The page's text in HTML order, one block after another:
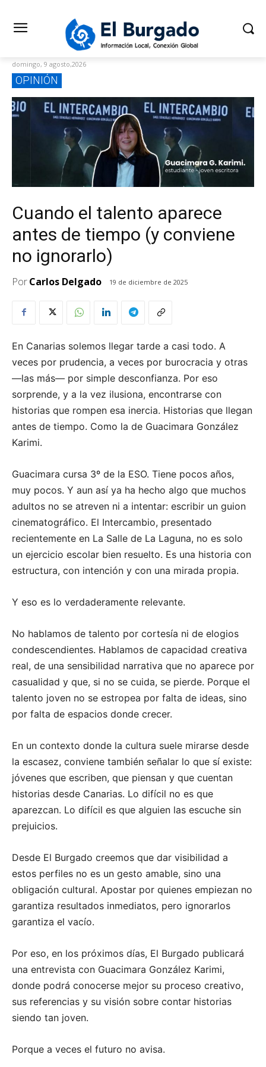
domingo, 9 agosto,2026
OPINIÓN
Cuando el talento aparece
antes de tiempo (y conviene
no ignorarlo)
PorCarlos Delgado 19 de diciembre de 2025
En Canarias solemos llegar tarde a casi todo. A
veces por prudencia, a veces por burocracia y otras
—las más— por simple desconfianza. Por eso
sorprende, y a la vez ilusiona, encontrarse con
historias que rompen esa inercia. Historias que llegan
antes de tiempo. Como la de Guacimara González
Karimi.
Guacimara cursa 3º de la ESO. Tiene pocos años,
muy pocos. Y aun así ya ha hecho algo que muchos
adultos no se atreven ni a intentar: escribir un guion
cinematográfico. El Intercambio, presentado
recientemente en La Salle de La Laguna, no es solo
un ejercicio escolar bien resuelto. Es una historia con
estructura, con intención y con una mirada propia.
Y eso es lo verdaderamente relevante.
No hablamos de talento por cortesía ni de elogios
condescendientes. Hablamos de capacidad creativa
real, de una sensibilidad narrativa que no aparece por
casualidad y que, si no se cuida, se pierde. Porque el
talento joven no se estropea por falta de ideas, sino
por falta de espacios donde crecer.
En un contexto donde la cultura suele mirarse desde
la escasez, conviene también señalar lo que sí existe:
jóvenes que escriben, que piensan y que cuentan
historias desde Canarias. Lo difícil no es que
aparezcan. Lo difícil es que alguien las escuche sin
prejuicios.
Desde El Burgado creemos que dar visibilidad a
estos perfiles no es un gesto amable, sino una
obligación cultural. Apostar por quienes empiezan no
garantiza resultados inmediatos, pero ignorarlos
garantiza el vacío.
Por eso, en los próximos días, El Burgado publicará
una entrevista con Guacimara González Karimi,
donde podrá conocerse mejor su proceso creativo,
sus referencias y su visión sobre contar historias
siendo tan joven.
Porque a veces el futuro no avisa.